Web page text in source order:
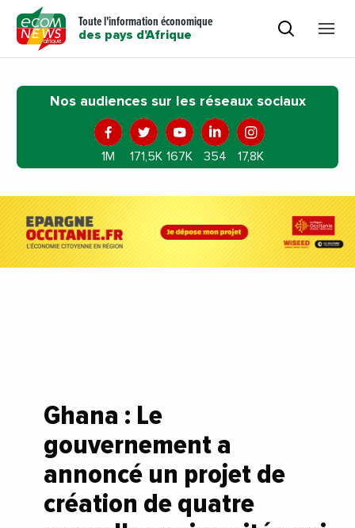
Toute l'information économique
des pays d'Afrique
Nos audiences sur les réseaux sociaux
1M 171,5K 167K 354 17,8K
Ghana : Le
gouvernement a
annoncé un projet de
création de quatre